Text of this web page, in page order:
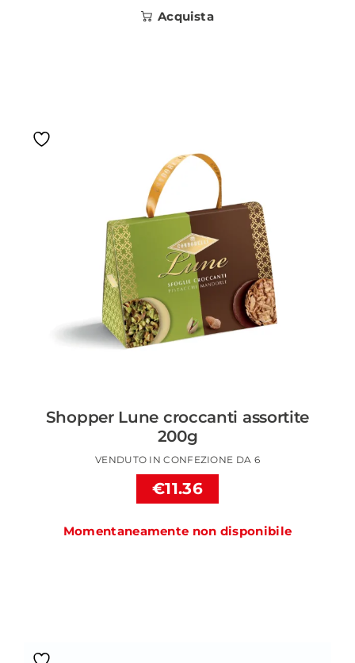
Acquista
Shopper Lune croccanti assortite
200g
VENDUTO IN CONFEZIONE DA 6
€11.36
Momentaneamente non disponibile